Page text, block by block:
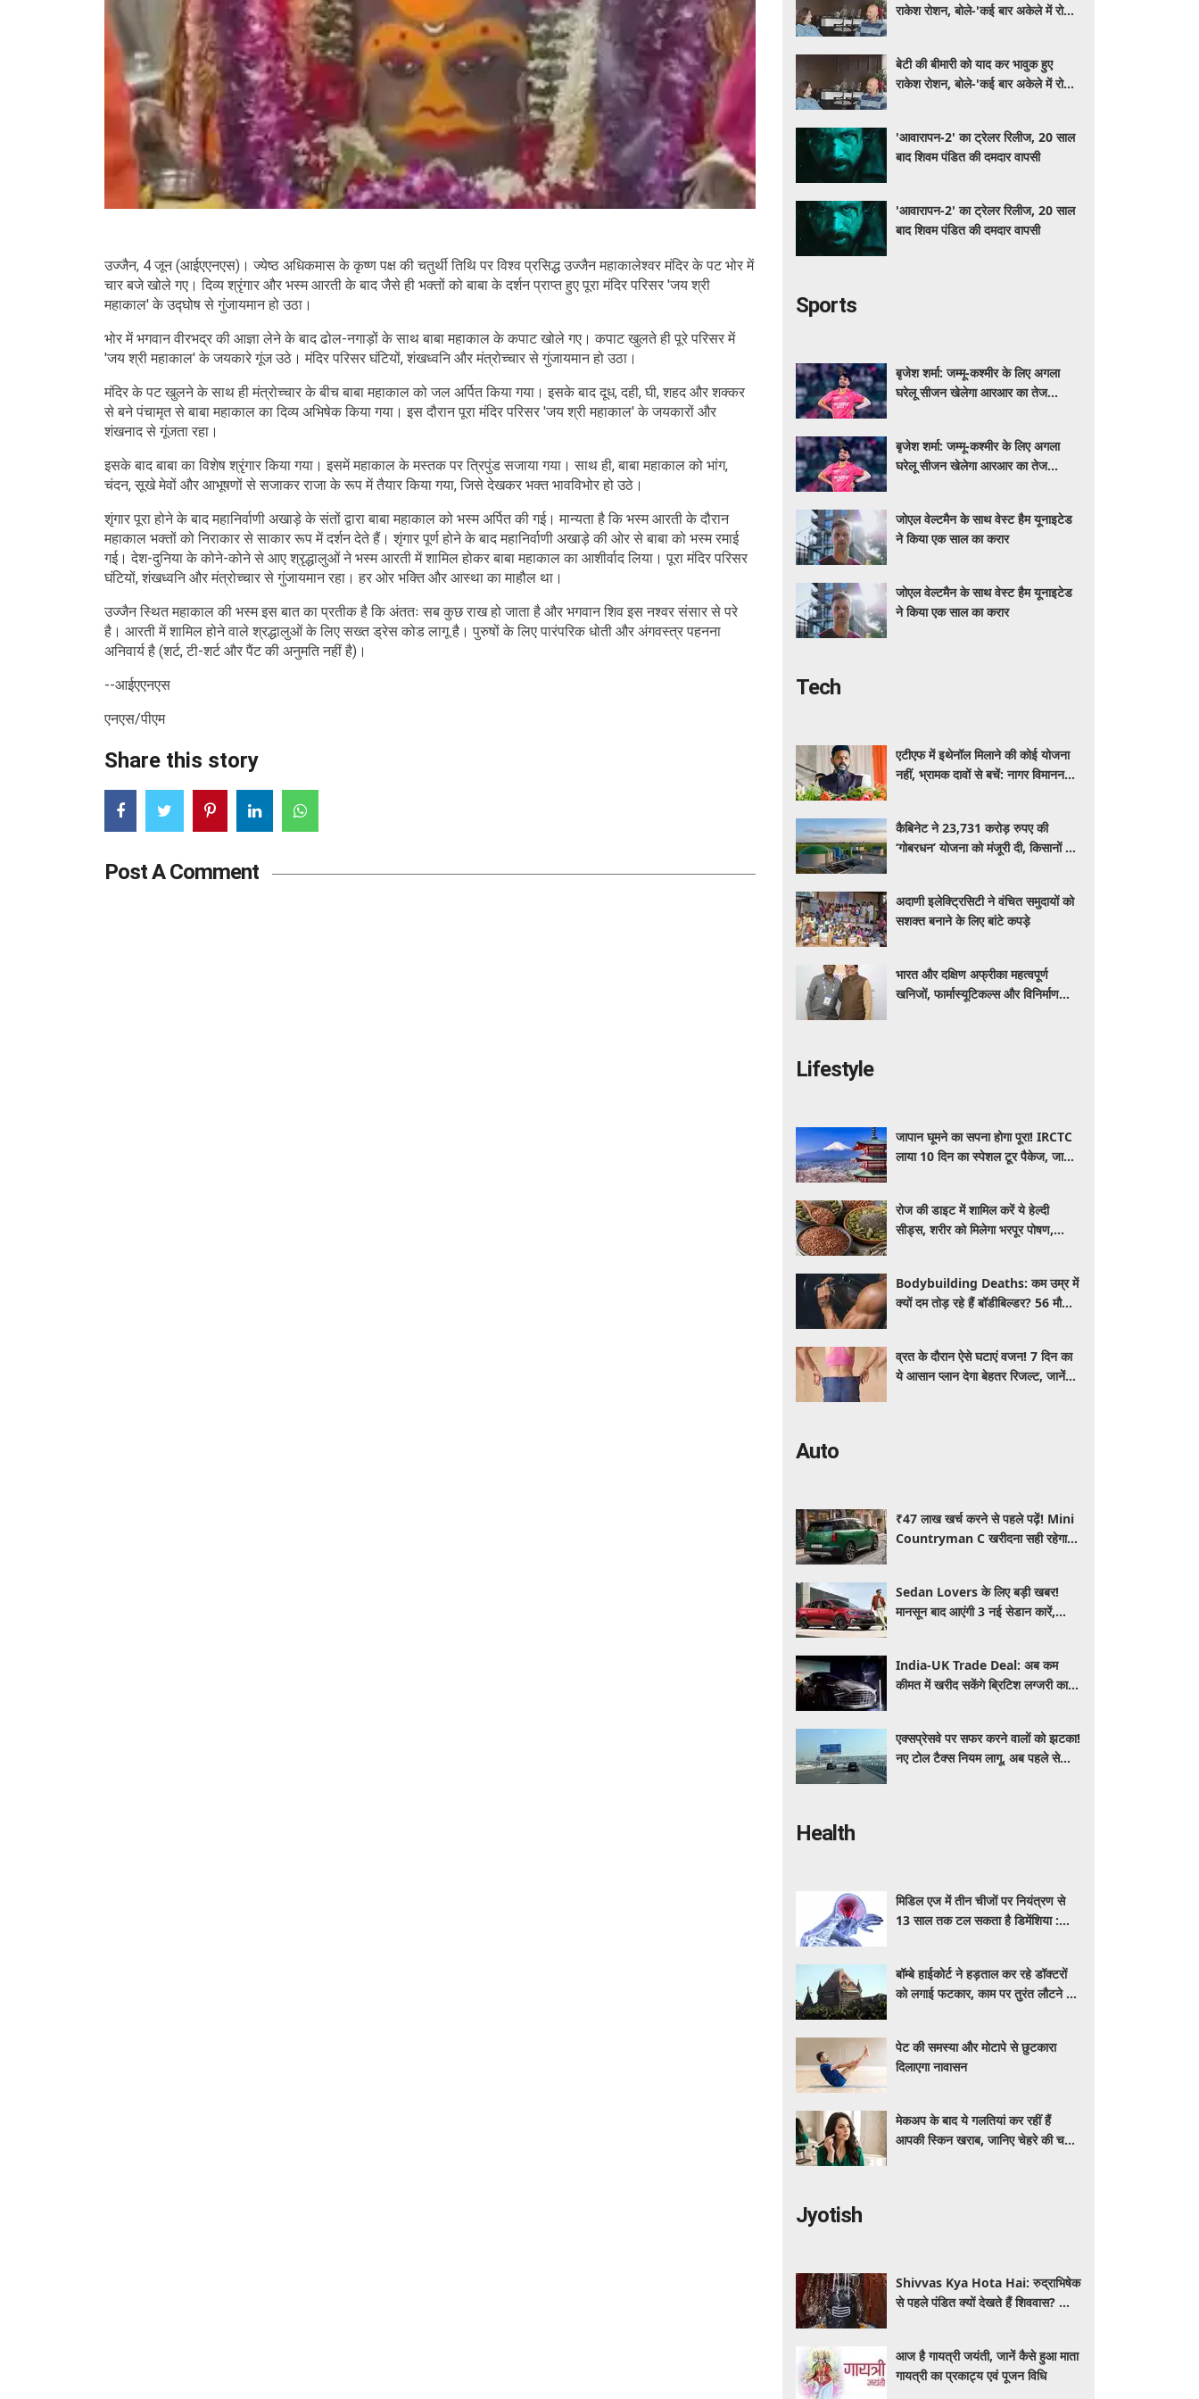
उज्जैन, 4 जून (आईएएनएस)। ज्येष्ठ अधिकमास के कृष्ण पक्ष की चतुर्थी तिथि पर विश्व प्रसिद्ध उज्जैन महाकालेश्वर मंदिर के पट भोर में
चार बजे खोले गए। दिव्य श्रृंगार और भस्म आरती के बाद जैसे ही भक्तों को बाबा के दर्शन प्राप्त हुए पूरा मंदिर परिसर 'जय श्री
महाकाल' के उद्घोष से गुंजायमान हो उठा।
भोर में भगवान वीरभद्र की आज्ञा लेने के बाद ढोल-नगाड़ों के साथ बाबा महाकाल के कपाट खोले गए। कपाट खुलते ही पूरे परिसर में
'जय श्री महाकाल' के जयकारे गूंज उठे। मंदिर परिसर घंटियों, शंखध्वनि और मंत्रोच्चार से गुंजायमान हो उठा।
मंदिर के पट खुलने के साथ ही मंत्रोच्चार के बीच बाबा महाकाल को जल अर्पित किया गया। इसके बाद दूध, दही, घी, शहद और शक्कर
से बने पंचामृत से बाबा महाकाल का दिव्य अभिषेक किया गया। इस दौरान पूरा मंदिर परिसर 'जय श्री महाकाल' के जयकारों और
शंखनाद से गूंजता रहा।
इसके बाद बाबा का विशेष श्रृंगार किया गया। इसमें महाकाल के मस्तक पर त्रिपुंड सजाया गया। साथ ही, बाबा महाकाल को भांग,
चंदन, सूखे मेवों और आभूषणों से सजाकर राजा के रूप में तैयार किया गया, जिसे देखकर भक्त भावविभोर हो उठे।
शृंगार पूरा होने के बाद महानिर्वाणी अखाड़े के संतों द्वारा बाबा महाकाल को भस्म अर्पित की गई। मान्यता है कि भस्म आरती के दौरान
महाकाल भक्तों को निराकार से साकार रूप में दर्शन देते हैं। शृंगार पूर्ण होने के बाद महानिर्वाणी अखाड़े की ओर से बाबा को भस्म रमाई
गई। देश-दुनिया के कोने-कोने से आए श्रृद्धालुओं ने भस्म आरती में शामिल होकर बाबा महाकाल का आशीर्वाद लिया। पूरा मंदिर परिसर
घंटियों, शंखध्वनि और मंत्रोच्चार से गुंजायमान रहा। हर ओर भक्ति और आस्था का माहौल था।
उज्जैन स्थित महाकाल की भस्म इस बात का प्रतीक है कि अंततः सब कुछ राख हो जाता है और भगवान शिव इस नश्वर संसार से परे
है। आरती में शामिल होने वाले श्रद्धालुओं के लिए सख्त ड्रेस कोड लागू है। पुरुषों के लिए पारंपरिक धोती और अंगवस्त्र पहनना
अनिवार्य है (शर्ट, टी-शर्ट और पैंट की अनुमति नहीं है)।
--आईएएनएस
एनएस/पीएम
Share this story
Post A Comment
राकेश रोशन, बोले-'कई बार अकेले में रोया
बेटी की बीमारी को याद कर भावुक हुए
राकेश रोशन, बोले-'कई बार अकेले में रोया
'आवारापन-2' का ट्रेलर रिलीज, 20 साल
बाद शिवम पंडित की दमदार वापसी
'आवारापन-2' का ट्रेलर रिलीज, 20 साल
बाद शिवम पंडित की दमदार वापसी
Sports
बृजेश शर्मा: जम्मू-कश्मीर के लिए अगला
घरेलू सीजन खेलेगा आरआर का तेज
बृजेश शर्मा: जम्मू-कश्मीर के लिए अगला
घरेलू सीजन खेलेगा आरआर का तेज
जोएल वेल्टमैन के साथ वेस्ट हैम यूनाइटेड
ने किया एक साल का करार
जोएल वेल्टमैन के साथ वेस्ट हैम यूनाइटेड
ने किया एक साल का करार
Tech
एटीएफ में इथेनॉल मिलाने की कोई योजना
नहीं, भ्रामक दावों से बचें: नागर विमानन
कैबिनेट ने 23,731 करोड़ रुपए की
‘गोबरधन’ योजना को मंजूरी दी, किसानों के
अदाणी इलेक्ट्रिसिटी ने वंचित समुदायों को
सशक्त बनाने के लिए बांटे कपड़े
भारत और दक्षिण अफ्रीका महत्वपूर्ण
खनिजों, फार्मास्यूटिकल्स और विनिर्माण
Lifestyle
जापान घूमने का सपना होगा पूरा! IRCTC
लाया 10 दिन का स्पेशल टूर पैकेज, जानें
रोज की डाइट में शामिल करें ये हेल्दी
सीड्स, शरीर को मिलेगा भरपूर पोषण,
Bodybuilding Deaths: कम उम्र में
क्यों दम तोड़ रहे हैं बॉडीबिल्डर? 56 मौतों
व्रत के दौरान ऐसे घटाएं वजन! 7 दिन का
ये आसान प्लान देगा बेहतर रिजल्ट, जानें
Auto
₹47 लाख खर्च करने से पहले पढ़ें! Mini
Countryman C खरीदना सही रहेगा या
Sedan Lovers के लिए बड़ी खबर!
मानसून बाद आएंगी 3 नई सेडान कारें,
India-UK Trade Deal: अब कम
कीमत में खरीद सकेंगे ब्रिटिश लग्जरी कारें,
एक्सप्रेसवे पर सफर करने वालों को झटका!
नए टोल टैक्स नियम लागू, अब पहले से
Health
मिडिल एज में तीन चीजों पर नियंत्रण से
13 साल तक टल सकता है डिमेंशिया :
बॉम्बे हाईकोर्ट ने हड़ताल कर रहे डॉक्टरों
को लगाई फटकार, काम पर तुरंत लौटने का
पेट की समस्या और मोटापे से छुटकारा
दिलाएगा नावासन
मेकअप के बाद ये गलतियां कर रहीं हैं
आपकी स्किन खराब, जानिए चेहरे की चमक
Jyotish
Shivvas Kya Hota Hai: रुद्राभिषेक
से पहले पंडित क्यों देखते हैं शिववास? जानें
आज है गायत्री जयंती, जानें कैसे हुआ माता
गायत्री का प्रकाट्य एवं पूजन विधि